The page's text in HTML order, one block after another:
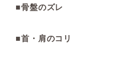
■骨盤のズレ
■首・肩のコリ